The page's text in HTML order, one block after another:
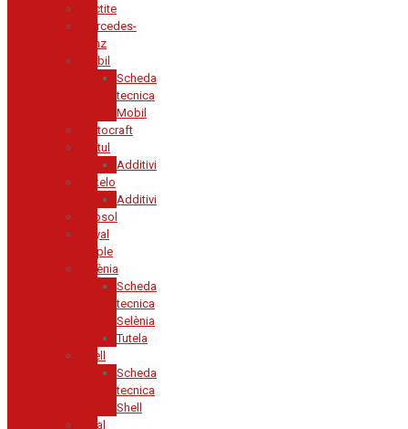
Loctite
Mercedes-
Benz
Mobil
Scheda
tecnica
Mobil
Motocraft
Motul
Additivi
Pakelo
Additivi
Repsol
Royal
Purple
Selènia
Scheda
tecnica
Selènia
Tutela
Shell
Scheda
tecnica
Shell
Total